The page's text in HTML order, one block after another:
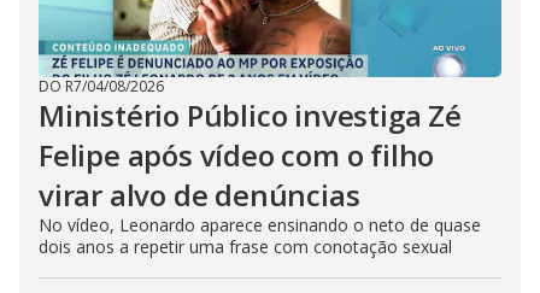
DO R7/04/08/2026
Ministério Público investiga Zé
Felipe após vídeo com o filho
virar alvo de denúncias
No vídeo, Leonardo aparece ensinando o neto de quase
dois anos a repetir uma frase com conotação sexual